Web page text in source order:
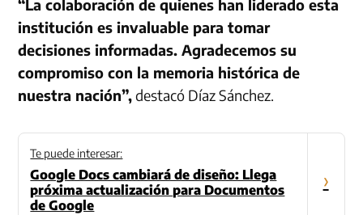
“La colaboración de quienes han liderado esta
institución es invaluable para tomar
decisiones informadas. Agradecemos su
compromiso con la memoria histórica de
nuestra nación”,destacó Díaz Sánchez.
Te puede interesar:
Google Docs cambiará de diseño: Llega
próxima actualización para Documentos
de Google
›